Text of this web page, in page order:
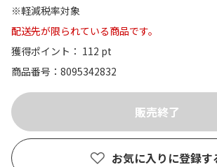
※軽減税率対象
配送先が限られている商品です。
獲得ポイント： 112 pt
商品番号
8095342832
お気に入りに登録す